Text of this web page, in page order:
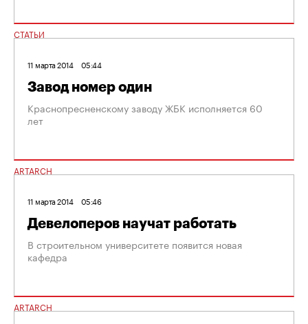
СТАТЬИ
11 марта 2014 05:44
Завод номер один
Краснопресненскому заводу ЖБК исполняется 60
лет
ARTARCH
11 марта 2014 05:46
Девелоперов научат работать
В строительном университете появится новая
кафедра
ARTARCH